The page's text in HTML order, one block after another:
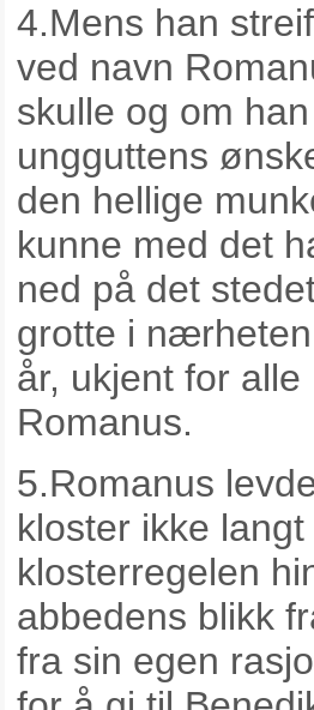
4.Mens han
ved navn
skulle og om
ungguttens
den hellige
kunne med det
ned på det
grotte i
år, ukjent for
Romanus.
5.Romanus
kloster ikke
klosterregelen
abbedens blikk
fra sin egen